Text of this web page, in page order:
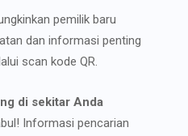
pemilik baru
dan informasi penting
scan kode QR.
di sekitar Anda
Informasi pencarian